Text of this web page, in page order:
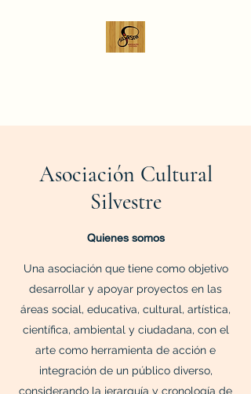
Asociación Cultural
Silvestre
​Quienes somos
Una asociación que tiene como objetivo
desarrollar y apoyar proyectos en las
áreas social, educativa, cultural, artística,
científica, ambiental y ciudadana, con el
arte como herramienta de acción e
integración de un público diverso,
considerando la jerarquía y cronología de